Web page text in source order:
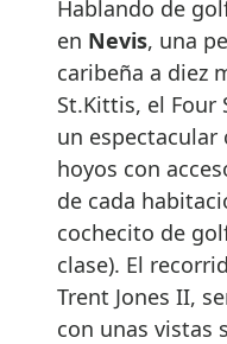
Hablando de
en Nevis, una
caribeña a diez
St.Kittis, el Four
un espectacular
hoyos con
de cada
cochecito de
clase). El
Trent Jones II,
con unas vistas